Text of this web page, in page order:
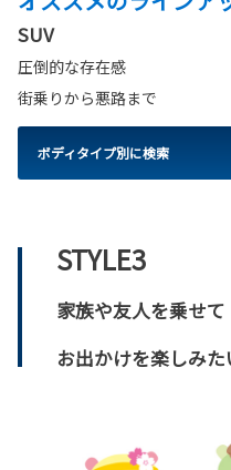
SUV
圧倒的な存在感
街乗りから悪路まで
ボディタイプ別に検索
STYLE3
家族や友人を乗せて
お出かけを楽しみた